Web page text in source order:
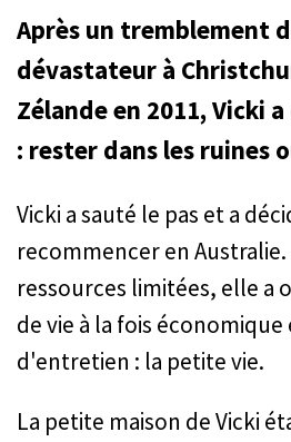
Après un tremblement
dévastateur à
Zélande en 2011, Vicki
: rester dans les ruines
Vicki a sauté le pas et a
recommencer en Australie.
ressources limitées, elle a
de vie à la fois
d'entretien : la petite vie.
La petite maison de Vicki